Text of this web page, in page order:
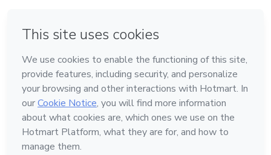
Feito com ❤ em Bogotá
Conheça a Hotmart
Idioma
Português